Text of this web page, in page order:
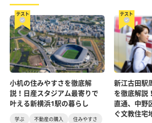
テスト
小机の住みやすさを徹底解
説！日産スタジアム最寄りで
叶える新横浜1駅の暮らし
学ぶ 不動産の購入
住みやすさ
テスト
新江古田駅
を徹底解説
直通、中野
ぐ文教住宅